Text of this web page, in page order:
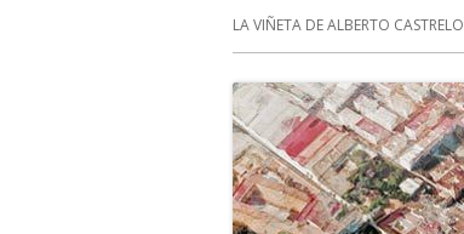
principal
LA VIÑETA DE ALBERTO CASTRELO